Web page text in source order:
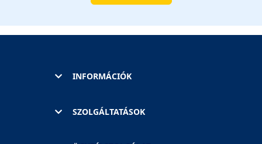
INFORMÁCIÓK
SZOLGÁLTATÁSOK